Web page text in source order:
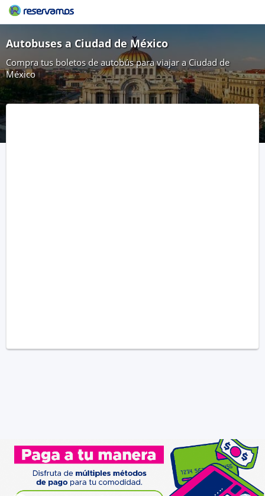
Autobuses a Ciudad de México
Compra tus boletos de autobús para viajar a Ciudad de
México